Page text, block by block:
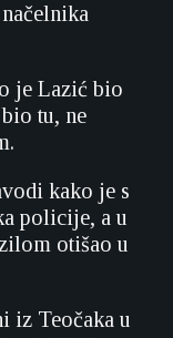
je Lazić bio
tu, ne
kako je s
policije, a u
otišao u
iz Teočaka u